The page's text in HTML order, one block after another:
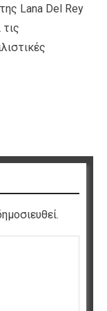
Lana Del Rey